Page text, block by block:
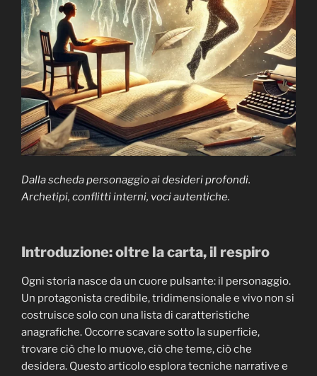
Dalla scheda personaggio ai desideri profondi.
Archetipi, conflitti interni, voci autentiche.
Introduzione: oltre la carta, il respiro
Ogni storia nasce da un cuore pulsante: il personaggio.
Un protagonista credibile, tridimensionale e vivo non si
costruisce solo con una lista di caratteristiche
anagrafiche. Occorre scavare sotto la superficie,
trovare ciò che lo muove, ciò che teme, ciò che
desidera. Questo articolo esplora tecniche narrative e